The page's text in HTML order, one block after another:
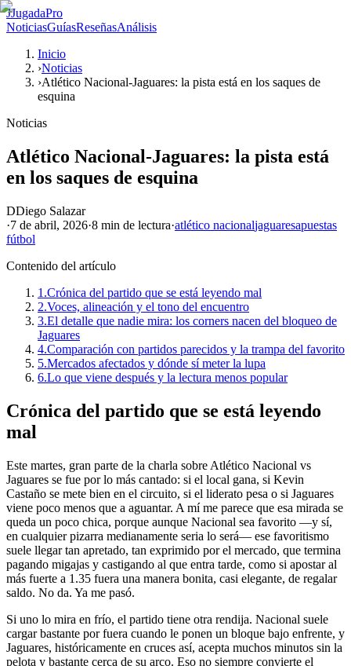
JJugadaPro
NoticiasGuíasReseñasAnálisis
Inicio
›Noticias
›Atlético Nacional-Jaguares: la pista está en los saques de
esquina
Noticias
Atlético Nacional-Jaguares: la pista está
en los saques de esquina
DDiego Salazar
·7 de abril, 2026·8 min de lectura·atlético nacionaljaguaresapuestas
fútbol
Contenido del artículo
1.Crónica del partido que se está leyendo mal
2.Voces, alineación y el tono del encuentro
3.El detalle que nadie mira: los corners nacen del bloqueo de
Jaguares
4.Comparación con partidos parecidos y la trampa del favorito
5.Mercados afectados y dónde sí meter la lupa
6.Lo que viene después y la lectura menos popular
Crónica del partido que se está leyendo
mal
Este martes, gran parte de la charla sobre Atlético Nacional vs
Jaguares se fue por lo más cantado: si el local gana, si Kevin
Castaño se mete bien en el circuito, si el liderato pesa o si Jaguares
viene poco menos que a aguantar. A mí me parece que esa mirada se
queda un poco chica, porque aunque Nacional sea favorito —y sí,
en cualquier pizarra medianamente seria lo será— ese favoritismo
suele llegar tan apretado, tan exprimido por el mercado, que termina
pagando migajas y castigando al que entra tarde, como si apostar al
más fuerte a 1.35 fuera una manera bonita, casi elegante, de regalar
saldo. No da. Ya me pasó.
Si uno lo mira en frío, el partido tiene otra rendija. Nacional suele
cargar bastante por fuera cuando le ponen un bloque bajo enfrente, y
Jaguares, históricamente en cruces así, acepta muchos minutos sin la
pelota y bastante cerca de su arco. Eso no siempre convierte el